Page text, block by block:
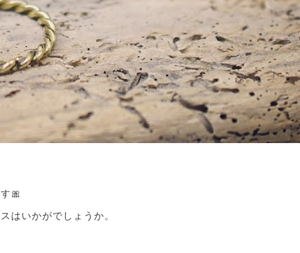
🎀
はいかがでしょうか。